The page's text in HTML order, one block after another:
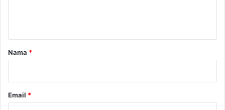
rNama *
Email *